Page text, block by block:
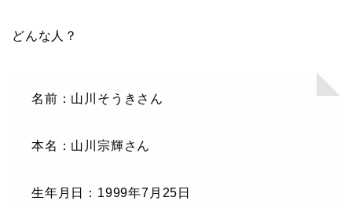
どんな人？
名前：山川そうきさん
本名：山川宗輝さん
生年月日：1999年7月25日